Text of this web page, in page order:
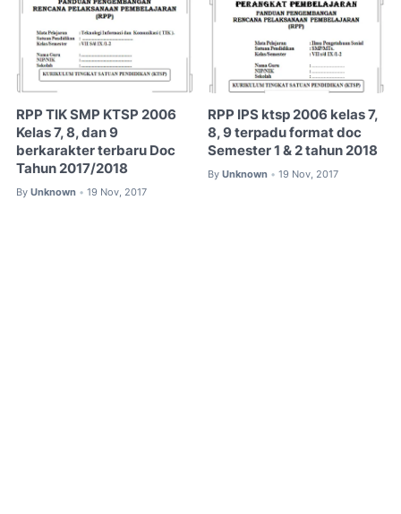
RPP TIK SMP KTSP 2006
Kelas 7, 8, dan 9
berkarakter terbaru Doc
Tahun 2017/2018
By Unknown • 19 Nov, 2017
RPP IPS ktsp 2006 kelas 7,
8, 9 terpadu format doc
Semester 1 & 2 tahun 2018
By Unknown • 19 Nov, 2017